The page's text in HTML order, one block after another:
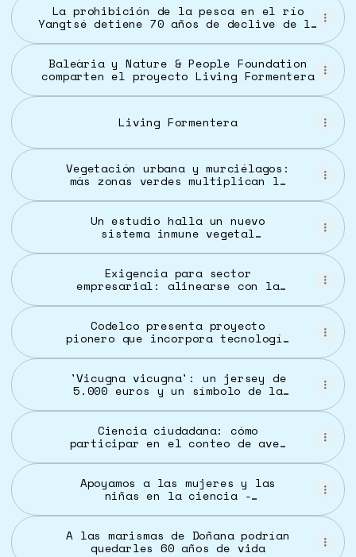
La prohibición de la pesca en el río
Yangtsé detiene 70 años de declive de la
EurekAlert!
Baleària y Nature & People Foundation
comparten el proyecto Living Formentera
Living Formentera
Vegetación urbana y murciélagos:
más zonas verdes multiplican la
Un estudio halla un nuevo
sistema inmune vegetal
Exigencia para sector
empresarial: alinearse con la
colapso : IPS Agencia de
Noticias
Codelco presenta proyecto
pionero que incorpora tecnología
artificial para proteger la
biodiversidad | CODELCO -
Corporación Nacional del Cobre,
Chile
'Vicugna vicugna': un jersey de
5.000 euros y un símbolo de la
Climática, el medio
especializado en clima y
biodiversidad
Ciencia ciudadana: cómo
participar en el conteo de aves
Sostenible
Apoyamos a las mujeres y las
niñas en la ciencia -
A las marismas de Doñana podrían
quedarles 60 años de vida